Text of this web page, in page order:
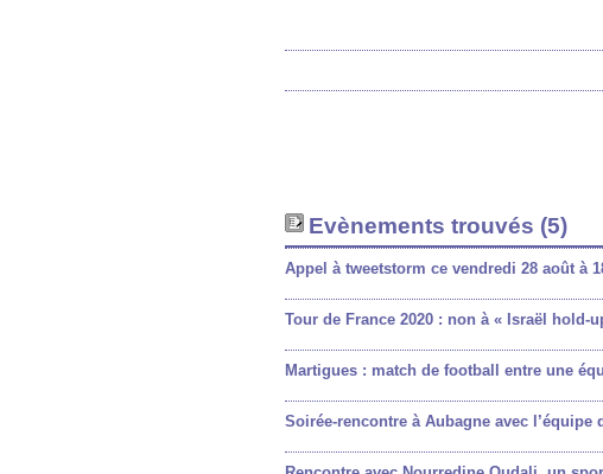
Evènements trouvés (5)
Appel à tweetstorm ce vendredi 28 août à
Tour de France 2020 : non à « Israël hold-
Martigues : match de football entre une
Soirée-rencontre à Aubagne avec